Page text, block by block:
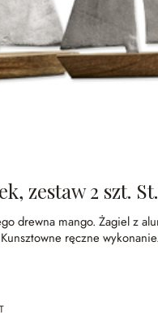
zestaw 2 szt.
drewna mango. Żagiel z
Kunsztowne ręczne wykonanie.